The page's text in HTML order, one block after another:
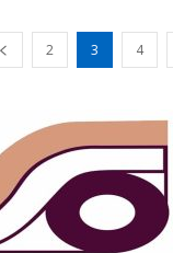
2 3 4